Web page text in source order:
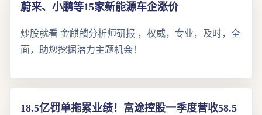
蔚来、小鹏等15家新能源车企涨价
炒股就看 金麒麟分析师研报 ，权威，专业，及时，全
面，助您挖掘潜力主题机会！
18.5亿罚单拖累业绩！富途控股一季度营收58.5